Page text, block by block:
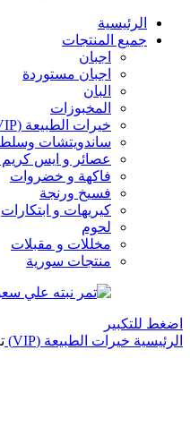
الرئيسية
جميع المنتجات
اجبان
اجبان مستوردة
البان
المخبوزات
خيرات الطبيعة (VIP)
ساندويتشات
عصائر و ايس كريم
فاكهة و خضروات
فسيخ ورنجة
كيريهات و ابتكارات
لحوم
مخللات و مقبلات
منتجات سورية
اضغط للتكبير
الرئيسية خيرات الطبيعة (VIP)